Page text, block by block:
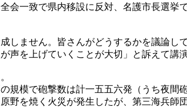
一致で県内移設に反対、名護市長選挙
ません。皆さんがどうするかを議論し
を上げていくことが大切」と訴えて講演
模で砲撃数は計一五五六発（うち夜間
を焼く火災が発生したが、第三海兵師